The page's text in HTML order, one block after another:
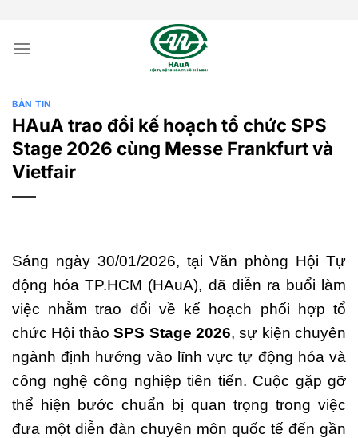
nội
BẢN TIN
HAuA trao đổi kế hoạch tổ chức SPS
Stage 2026 cùng Messe Frankfurt và
Vietfair
Sáng ngày 30/01/2026, tại Văn phòng Hội Tự
động hóa TP.HCM (HAuA), đã diễn ra buổi làm
việc nhằm trao đổi về kế hoạch phối hợp tổ
chức Hội thảoSPS Stage 2026, sự kiện chuyên
ngành định hướng vào lĩnh vực tự động hóa và
công nghệ công nghiệp tiên tiến. Cuộc gặp gỡ
thể hiện bước chuẩn bị quan trọng trong việc
đưa một diễn đàn chuyên môn quốc tế đến gần